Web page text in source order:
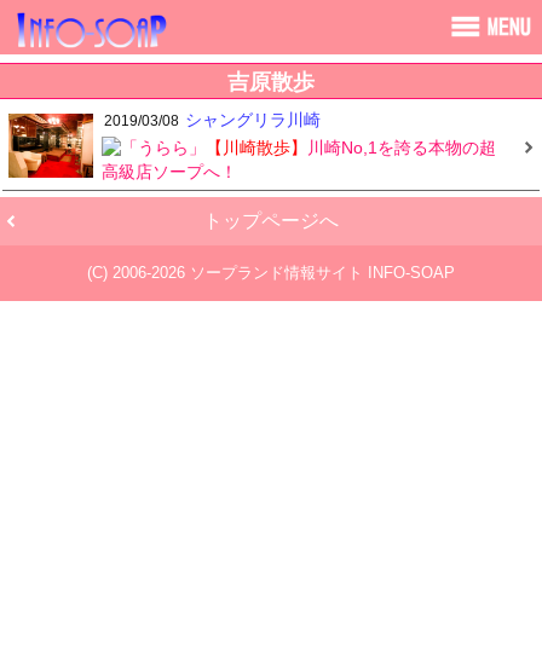
吉原散歩
2019/03/08 シャングリラ川崎
【川崎散歩】
川崎No,1を誇る本物の超
高級店ソープへ！
トップページへ
(C) 2006-2026 ソープランド情報サイト INFO-SOAP